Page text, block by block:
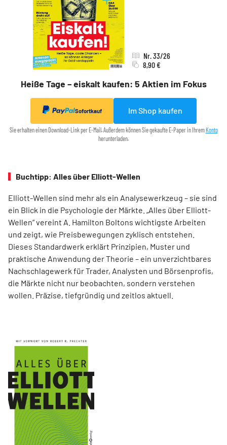
Heiße Tage – eiskalt kaufen: 5 Aktien im Fokus
Nr. 33/26
8,90 €
Sofortkauf Im Shop kaufen
Sie erhalten einen Download-Link per E-Mail. Außerdem können Sie gekaufte E-Paper in IhremKonto
herunterladen.
Buchtipp: Alles über Elliott-Wellen
Elliott-Wellen sind mehr als ein Analysewerkzeug – sie sind
ein Blick in die Psychologie der Märkte. „Alles über Elliott-
Wellen“ vereint A. Hamilton Boltons wichtigste Arbeiten
und zeigt, wie Preisbewegungen zyklisch entstehen.
Dieses Standardwerk erklärt Prinzipien, Muster und
praktische Anwendung der Theorie – ein unverzichtbares
Nachschlagewerk für Trader, Analysten und Börsenprofis,
die Märkte nicht nur beobachten, sondern verstehen
wollen. Präzise, tiefgründig und zeitlos aktuell.